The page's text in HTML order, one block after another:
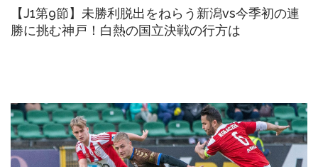
【J1第9節】未勝利脱出をねらう新潟vs今季初の連
勝に挑む神戸！白熱の国立決戦の行方は